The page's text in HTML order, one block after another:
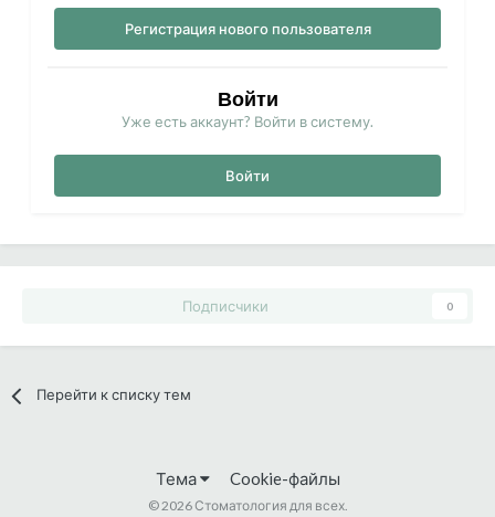
Регистрация нового пользователя
Войти
Уже есть аккаунт? Войти в систему.
Войти
Подписчики 0
Перейти к списку тем
Тема Cookie-файлы
©2026 Стоматология для всех.